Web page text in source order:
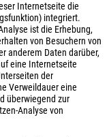
Internetseite die
integriert.
ist die Erhebung,
von Besuchern von
anderem Daten darüber,
eine Internetseite
der
Verweildauer eine
überwiegend zur
Analyse von